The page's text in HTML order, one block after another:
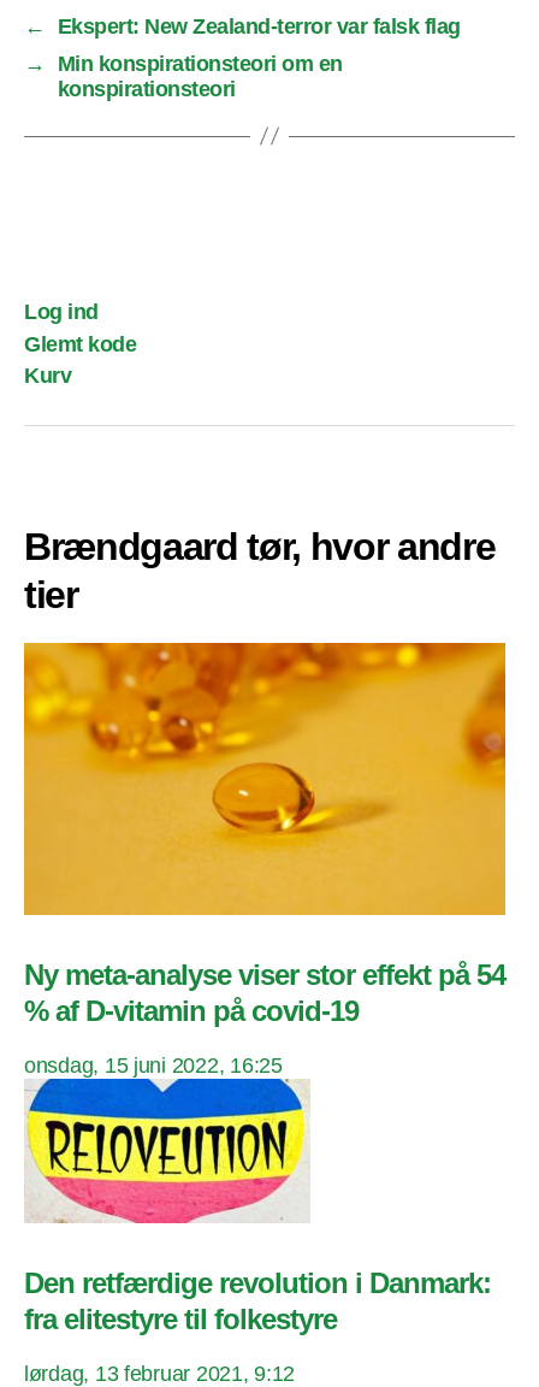
←
Ekspert: New Zealand-terror var falsk flag
→
Min konspirationsteori om en
konspirationsteori
Log ind
Glemt kode
Kurv
Brændgaard tør, hvor andre
tier
Ny meta-analyse viser stor effekt på 54
% af D-vitamin på covid-19
onsdag, 15 juni 2022, 16:25
Den retfærdige revolution i Danmark:
fra elitestyre til folkestyre
lørdag, 13 februar 2021, 9:12